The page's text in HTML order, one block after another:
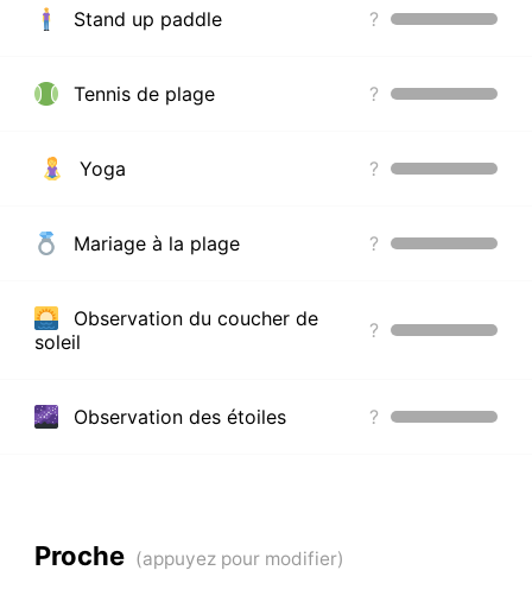
Stand up paddle ?
Tennis de plage ?
Yoga ?
Mariage à la plage ?
Observation du coucher de
soleil
?
Observation des étoiles ?
Proche